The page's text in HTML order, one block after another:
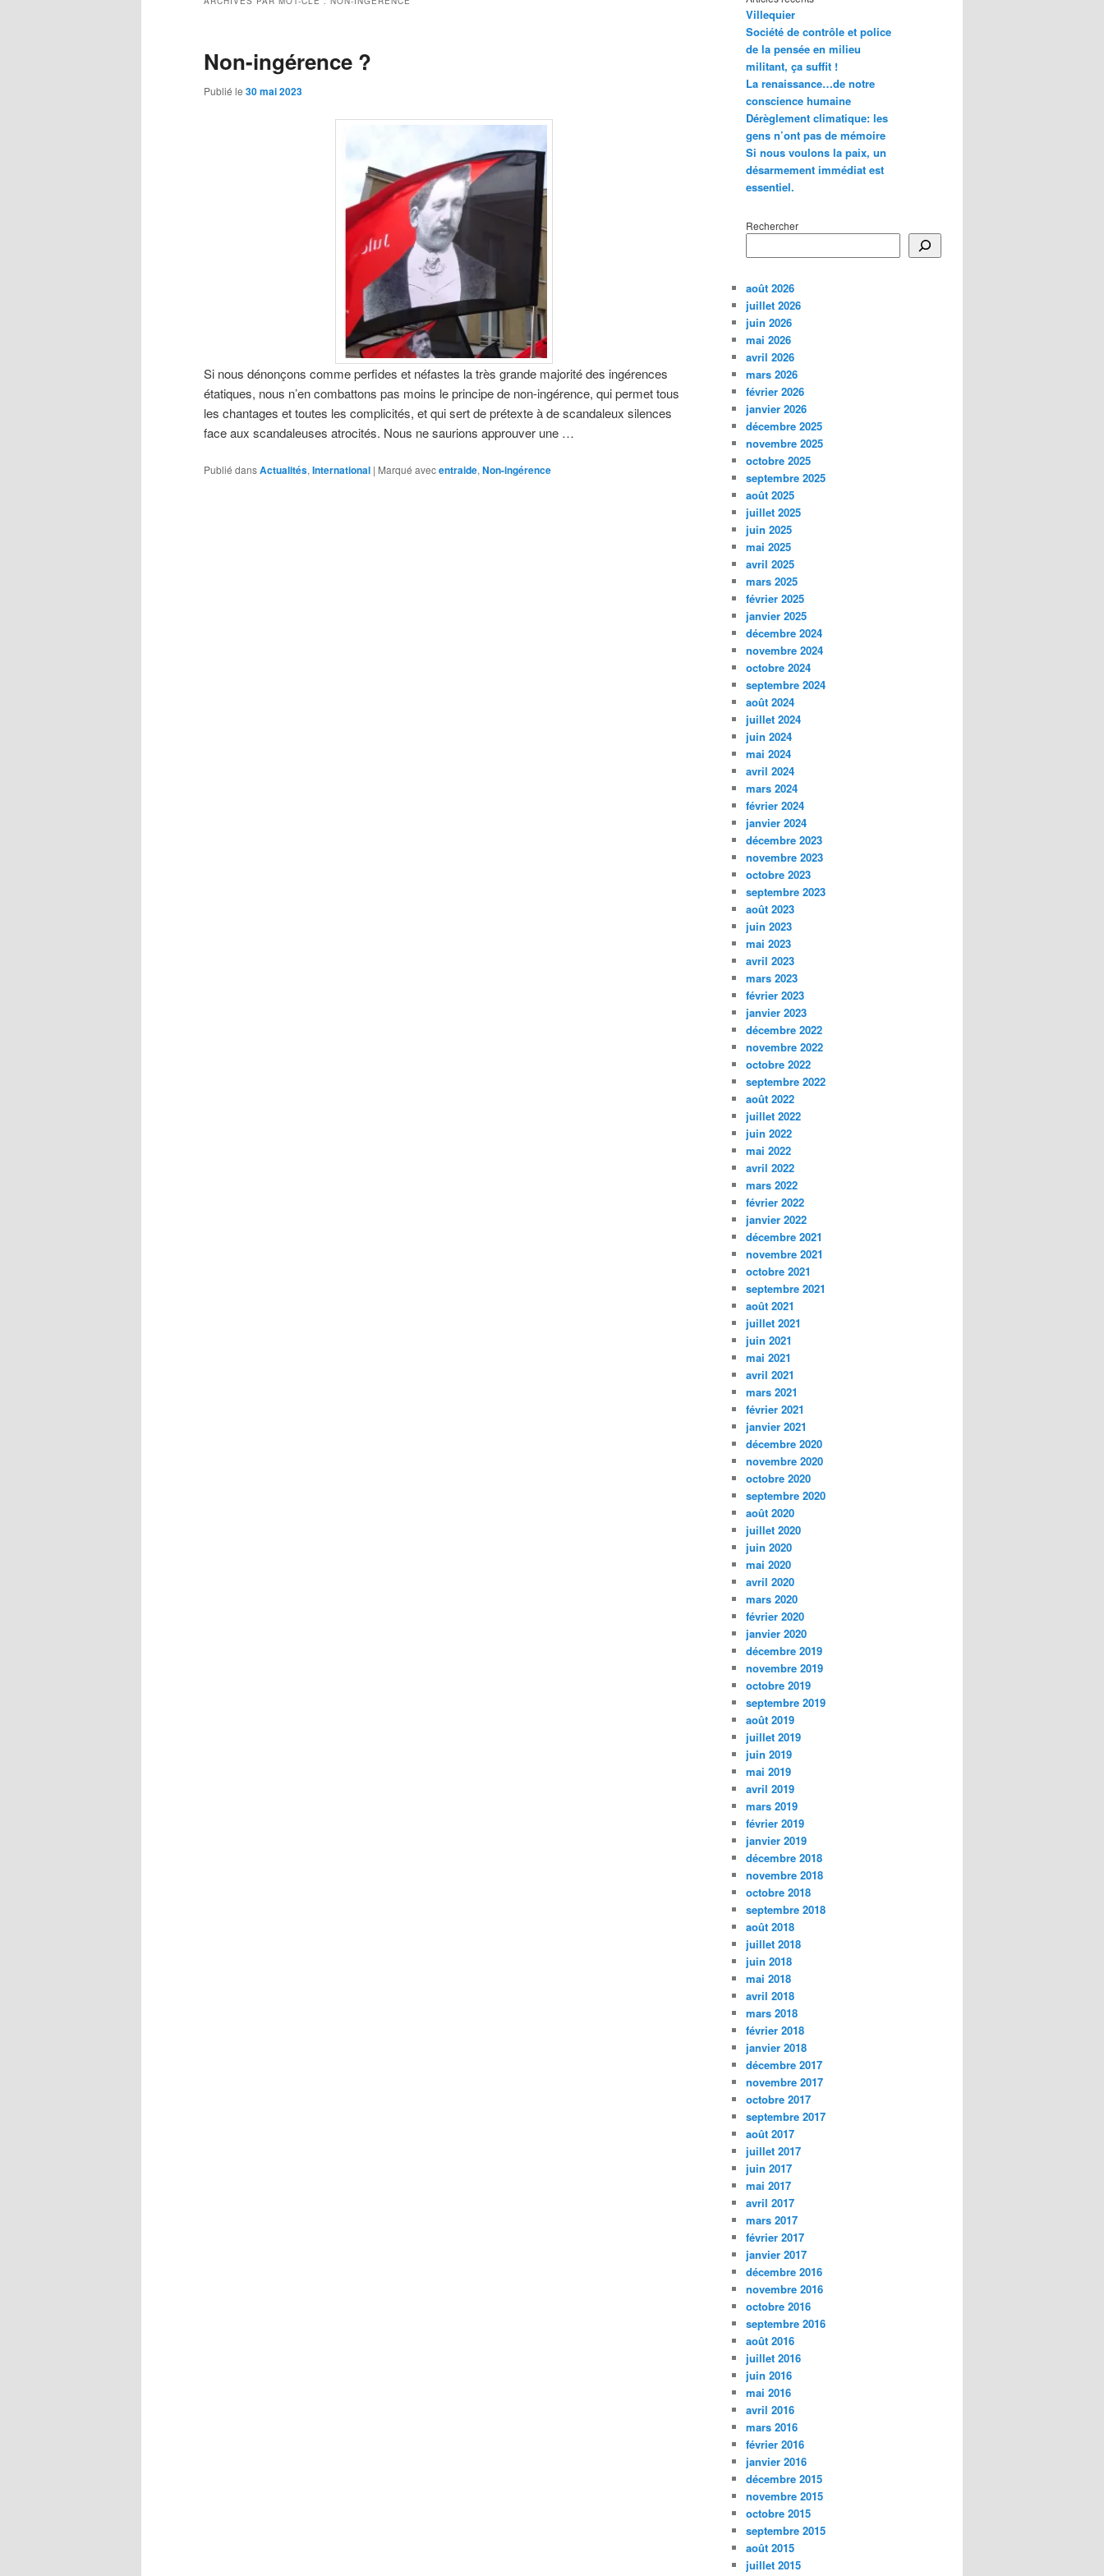
Non-ingérence ?
Publié le 30 mai 2023
Si nous dénonçons comme perfides et néfastes la très grande majorité des ingérences
étatiques, nous n’en combattons pas moins le principe de non-ingérence, qui permet tous
les chantages et toutes les complicités, et qui sert de prétexte à de scandaleux silences
face aux scandaleuses atrocités. Nous ne saurions approuver une …
Publié dansActualités, International | Marqué avecentraide, Non-ingérence
Villequier
Société de contrôle et police
de la pensée en milieu
militant, ça suffit !
La renaissance…de notre
conscience humaine
Dérèglement climatique: les
gens n’ont pas de mémoire
Si nous voulons la paix, un
désarmement immédiat est
essentiel.
Rechercher
août 2026
juillet 2026
juin 2026
mai 2026
avril 2026
mars 2026
février 2026
janvier 2026
décembre 2025
novembre 2025
octobre 2025
septembre 2025
août 2025
juillet 2025
juin 2025
mai 2025
avril 2025
mars 2025
février 2025
janvier 2025
décembre 2024
novembre 2024
octobre 2024
septembre 2024
août 2024
juillet 2024
juin 2024
mai 2024
avril 2024
mars 2024
février 2024
janvier 2024
décembre 2023
novembre 2023
octobre 2023
septembre 2023
août 2023
juin 2023
mai 2023
avril 2023
mars 2023
février 2023
janvier 2023
décembre 2022
novembre 2022
octobre 2022
septembre 2022
août 2022
juillet 2022
juin 2022
mai 2022
avril 2022
mars 2022
février 2022
janvier 2022
décembre 2021
novembre 2021
octobre 2021
septembre 2021
août 2021
juillet 2021
juin 2021
mai 2021
avril 2021
mars 2021
février 2021
janvier 2021
décembre 2020
novembre 2020
octobre 2020
septembre 2020
août 2020
juillet 2020
juin 2020
mai 2020
avril 2020
mars 2020
février 2020
janvier 2020
décembre 2019
novembre 2019
octobre 2019
septembre 2019
août 2019
juillet 2019
juin 2019
mai 2019
avril 2019
mars 2019
février 2019
janvier 2019
décembre 2018
novembre 2018
octobre 2018
septembre 2018
août 2018
juillet 2018
juin 2018
mai 2018
avril 2018
mars 2018
février 2018
janvier 2018
décembre 2017
novembre 2017
octobre 2017
septembre 2017
août 2017
juillet 2017
juin 2017
mai 2017
avril 2017
mars 2017
février 2017
janvier 2017
décembre 2016
novembre 2016
octobre 2016
septembre 2016
août 2016
juillet 2016
juin 2016
mai 2016
avril 2016
mars 2016
février 2016
janvier 2016
décembre 2015
novembre 2015
octobre 2015
septembre 2015
août 2015
juillet 2015